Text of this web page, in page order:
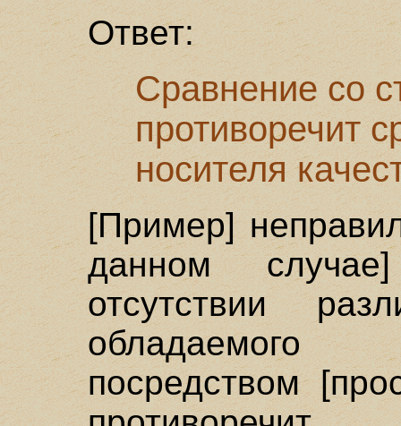
Ответ:
Сравнение со
противоречит
носителя
[Пример]
данном
отсутствии
обладаемого
посредством